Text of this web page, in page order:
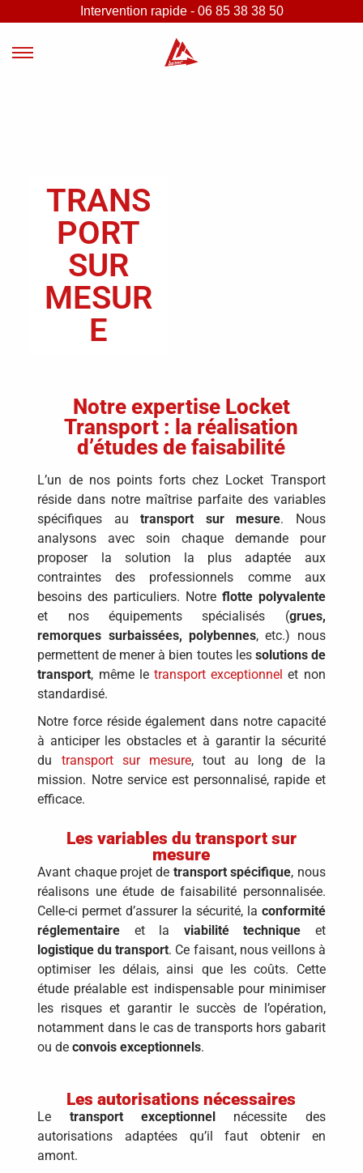
Intervention rapide - 06 85 38 38 50
TRANS
PORT
SUR
MESUR
E
Notre expertise Locket
Transport : la réalisation
d’études de faisabilité
L’un de nos points forts chez Locket Transport
réside dans notre maîtrise parfaite des variables
spécifiques autransport sur mesure. Nous
analysons avec soin chaque demande pour
proposer la solution la plus adaptée aux
contraintes des professionnels comme aux
besoins des particuliers. Notre flotte polyvalente
et nos équipements spécialisés (grues,
remorques surbaissées, polybennes, etc.) nous
permettent de mener à bien toutes les solutions de
transport, même letransport exceptionnel et non
standardisé.
Notre force réside également dans notre capacité
à anticiper les obstacles et à garantir la sécurité
du transport sur mesure, tout au long de la
mission. Notre service est personnalisé, rapide et
efficace.
Les variables du transport sur
mesure
Avant chaque projet de transport spécifique, nous
réalisons une étude de faisabilité personnalisée.
Celle-ci permet d’assurer la sécurité, la conformité
réglementaire et la viabilité technique et
logistique du transport. Ce faisant, nous veillons à
optimiser les délais, ainsi que les coûts. Cette
étude préalable est indispensable pour minimiser
les risques et garantir le succès de l’opération,
notamment dans le cas de transports hors gabarit
ou deconvois exceptionnels.
Les autorisations nécessaires
Le transport exceptionnel nécessite des
autorisations adaptées qu’il faut obtenir en
amont.